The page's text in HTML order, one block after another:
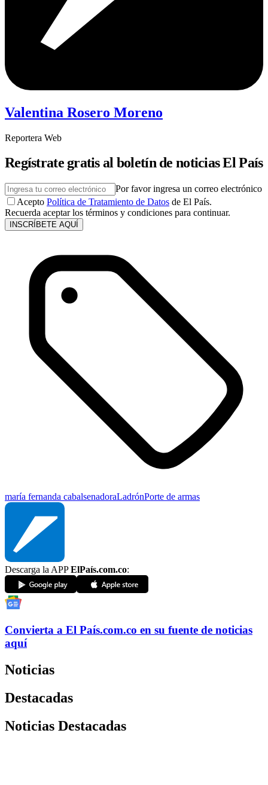
Valentina Rosero Moreno
Reportera Web
Regístrate gratis al boletín de noticias El País
Por favor ingresa un correo electrónico
Acepto Política de Tratamiento de Datos de El País.
Recuerda aceptar los términos y condiciones para continuar.
INSCRÍBETE AQUÍ
maría fernanda cabalsenadoraLadrónPorte de armas
Descarga la APPElPaís.com.co:
Convierta a El País.com.co en su fuente de noticias
aquí
Noticias
Destacadas
Noticias Destacadas